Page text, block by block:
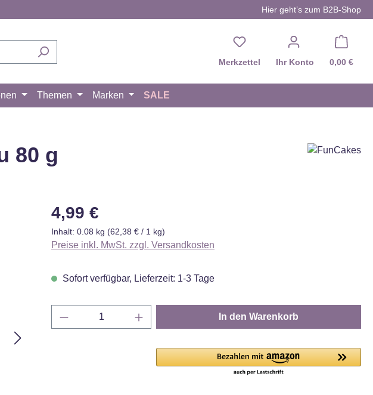
Hier geht’s zum B2B-Shop
Merkzettel Du hast 0 Produkte auf
Ihr Konto 0,00 €
Themen Marken SALE
80 g
Regulärer Preis:
4,99 €
Inhalt: 0.08 kg (62,38 € / 1 kg)
Preise inkl. MwSt. zzgl. Versandkosten
Sofort verfügbar, Lieferzeit: 1-3 Tage
Produkt Anzahl: Gib den gewünschten Wert ein
In den Warenkorb